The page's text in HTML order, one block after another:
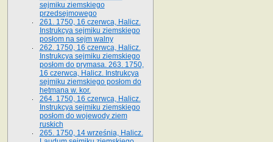
sejmiku ziemskiego
przedsejmowego
261. 1750, 16 czerwca, Halicz.
Instrukcya sejmiku ziemskiego
posłom na sejm walny
262. 1750, 16 czerwca, Halicz.
Instrukcya sejmiku ziemskiego
posłom do prymasa. 263. 1750,
16 czerwca, Halicz. Instrukcya
sejmiku ziemskiego posłom do
hetmana w. kor.
264. 1750, 16 czerwca, Halicz.
Instrukcya sejmiku ziemskiego
posłom do wojewody ziem
ruskich
265. 1750, 14 września, Halicz.